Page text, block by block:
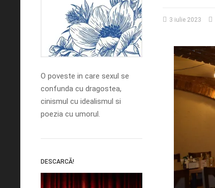
O poveste in care sexul se
confunda cu dragostea,
cinismul cu idealismul si
poezia cu umorul.
DESCARCĂ!
3 iulie 2023